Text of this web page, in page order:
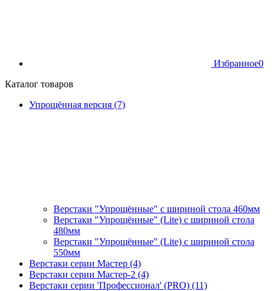
Избранное0
Каталог товаров
Упрощённая версия (7)
Верстаки "Упрощённые" с шириной стола 460мм
Верстаки "Упрощённые" (Lite) с шириной стола
480мм
Верстаки "Упрощённые" (Lite) с шириной стола
550мм
Верстаки серии Мастер (4)
Верстаки серии Мастер-2 (4)
Верстаки серии 'Профессионал' (PRO) (11)